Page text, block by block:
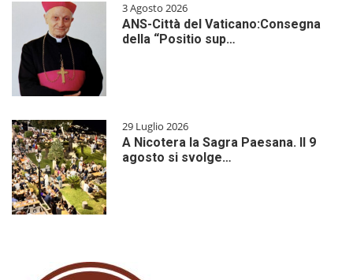
3 Agosto 2026
ANS-Città del Vaticano:Consegna
della “Positio sup…
29 Luglio 2026
A Nicotera la Sagra Paesana. Il 9
agosto si svolge…